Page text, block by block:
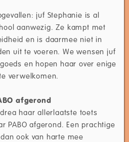
juf Stephanie is al
aanwezig. Ze kampt met
en is daarmee niet in
uit te voeren. We wensen juf
en hopen haar over enige
verwelkomen.
afgerond
haar allerlaatste toets
PABO afgerond. Een prachtige
ook van harte mee